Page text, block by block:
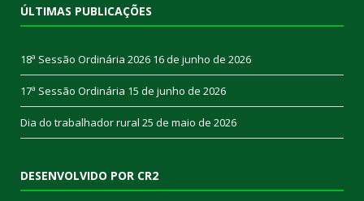
ÚLTIMAS PUBLICAÇÕES
18ª Sessão Ordinária 2026 16 de junho de 2026
17ª Sessão Ordinária 15 de junho de 2026
Dia do trabalhador rural 25 de maio de 2026
DESENVOLVIDO POR CR2